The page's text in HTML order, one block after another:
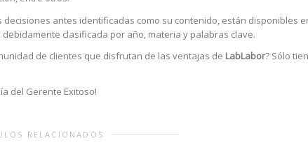
antes identificadas como su contenido, están disponibles
clasificada por año, materia y palabras clave.
de clientes que disfrutan de las ventajas de LabLabor? Sólo
del Gerente Exitoso!
RELACIONADOS